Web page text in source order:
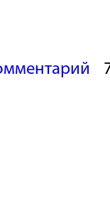
или